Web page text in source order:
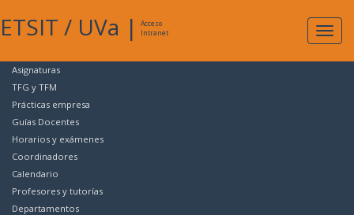
ETSIT / UVa |
Acceso
Intranet
Asignaturas
TFG y TFM
Prácticas empresa
Guías Docentes
Horarios y exámenes
Coordinadores
Calendario
Profesores y tutorías
Departamentos